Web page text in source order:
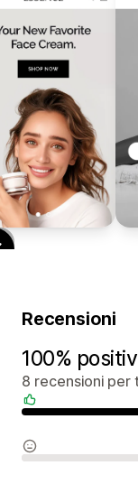
Recensioni
100%
8 recensioni